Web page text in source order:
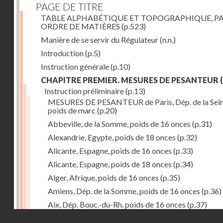
PAGE DE TITRE
TABLE ALPHABÉTIQUE ET TOPOGRAPHIQUE,
ORDRE DE MATIÈRES (p.523)
Manière de se servir du Régulateur(n.n.)
Introduction(p.5)
Instruction générale(p.10)
CHAPITRE PREMIER. MESURES DE PESANTEUR
Instruction préliminaire(p.13)
MESURES DE PESANTEUR de Paris, Dép. de la
poids de marc (p.20)
Abbeville, de la Somme, poids de 16 onces (p.31)
Alexandrie, Egypte, poids de 18 onces (p.32)
Alicante, Espagne, poids de 16 onces (p.33)
Alicante, Espagne, poids de 18 onces (p.34)
Alger, Afrique, poids de 16 onces (p.35)
Amiens, Dép. de la Somme, poids de 16 onces (p.36)
Aix, Dép. Bouc.-du-Rh. poids de 16 onces (p.37)